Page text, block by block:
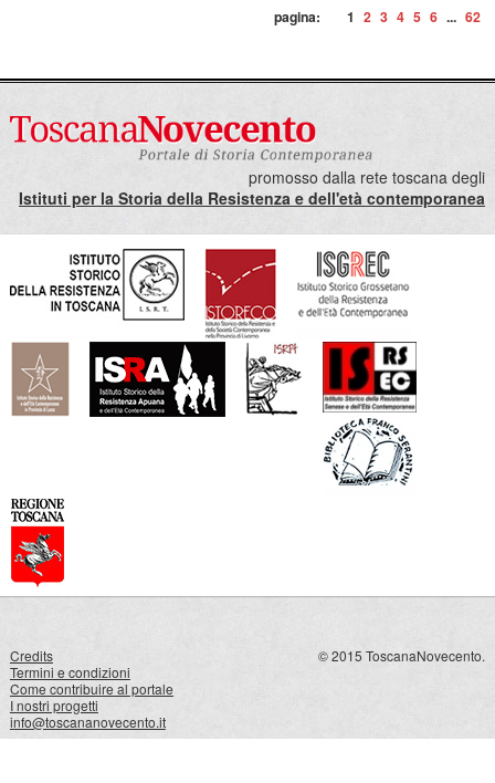
pagina: 1 2 3 4 5 6 ... 62
promosso dalla rete toscana degli
Istituti per la Storia della Resistenza e dell'età contemporanea
Credits
Termini e condizioni
Come contribuire al portale
I nostri progetti
info@toscananovecento.it
© 2015 ToscanaNovecento.